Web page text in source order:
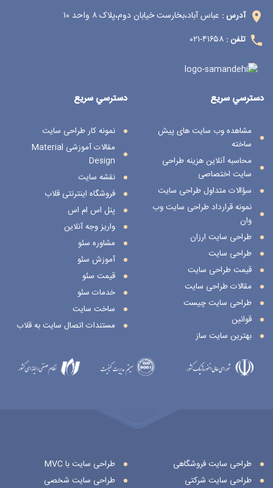
آدرس : عباس آباد،بخارست خیابان دوم،پلاک ۸ واحد ۱۰
تلفن : ۴۱۶۵۸-۰۲۱
دسترسي سريع
نمونه کار طراحی سایت
مقالات آموزشی Material
Design
نقشه سایت
فروشگاه اینترنتی قلاب
پنل اس ام اس
واریز وجه آنلاین
مشاوره سئو
آموزش سئو
قیمت سئو
خدمات سئو
ساخت سایت
مستندات اتصال سایت به قلاب
دسترسي سريع
مشاهده وب سایت های پیش
ساخته
محاسبه آنلاین هزینه طراحی
سایت اختصاصی
سؤالات متداول طراحی سایت
نمونه قرارداد طراحی سایت وب
وان
طراحی سایت ارزان
طراحی سایت
قیمت طراحی سایت
مقالات طراحی سایت
طراحی سایت چیست
قوانین
بهترین سایت ساز
طراحی سایت فروشگاهی
طراحی سایت شرکتی
طراحی سایت با MVC
طراحی سایت شخصی